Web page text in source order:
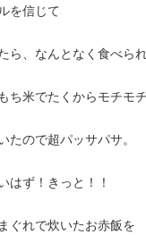
を信じて
ら、なんとなく食べら
ち米でたくからモチモ
たので超パッサパサ。
はず！きっと！！
ぐれで炊いたお赤飯を